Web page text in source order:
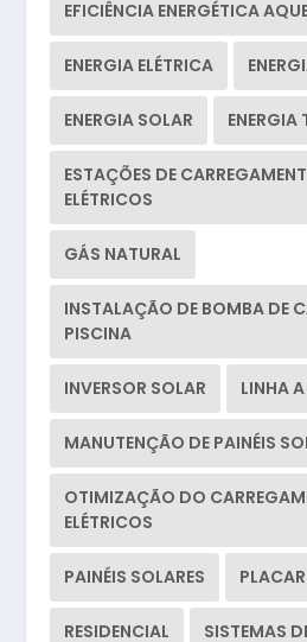
EFICIÊNCIA ENERGÉTICA
ENERGIA ELÉTRICA
ENERGIA SOLAR ENERGIA
ESTAÇÕES DE
ELÉTRICOS
GÁS NATURAL
INSTALAÇÃO DE BOMBA DE
PISCINA
INVERSOR SOLAR LINHA
MANUTENÇÃO DE PAINÉIS
OTIMIZAÇÃO DO
ELÉTRICOS
PAINÉIS SOLARES
RESIDENCIAL SISTEMAS